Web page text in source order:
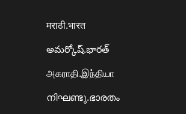
मराठी.भारत
అమర్కోష్.భారత్
அகராதி.இந்தியா
നിഘണ്ടു.ഭാരതം